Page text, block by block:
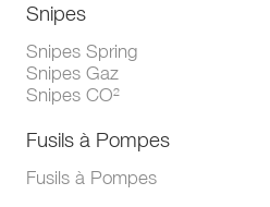
Snipes
Snipes Spring
Snipes Gaz
Snipes CO²
Fusils à Pompes
Fusils à Pompes